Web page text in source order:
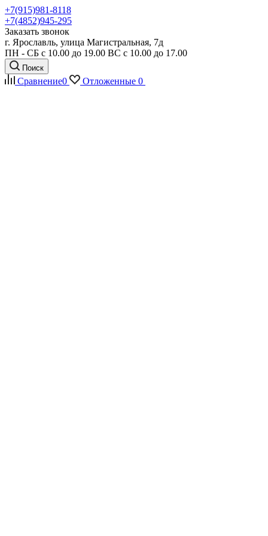
+7(915)981-8118
+7(4852)945-295
Заказать звонок
г. Ярославль, улица Магистральная, 7д
ПН - СБ с 10.00 до 19.00 ВС с 10.00 до 17.00
Поиск
Сравнение0 Отложенные 0